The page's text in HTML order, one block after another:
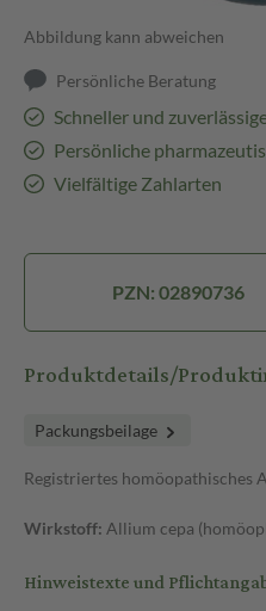
Abbildung kann abweichen
Persönliche Beratung
Schneller und
Persönliche
Vielfältige Zahlarten
PZN: 02890736
Produktdetails/
Packungsbeilage
Registriertes homöopathisches
Wirkstoff: Allium cepa
Hinweistexte und